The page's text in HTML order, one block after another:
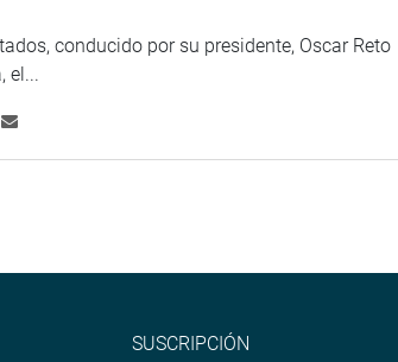
para que el dictamen regrese a las
con 42 votos en contra.
conducido por su presidente, Oscar Reto
el...
SUSCRIPCIÓN